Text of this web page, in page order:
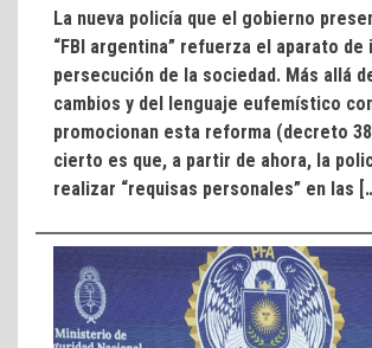
La nueva policía que el gobierno
“FBI argentina” refuerza el aparato
persecución de la sociedad. Más allá
cambios y del lenguaje eufemístico
promocionan esta reforma (decreto
cierto es que, a partir de ahora, la
realizar “requisas personales” en las